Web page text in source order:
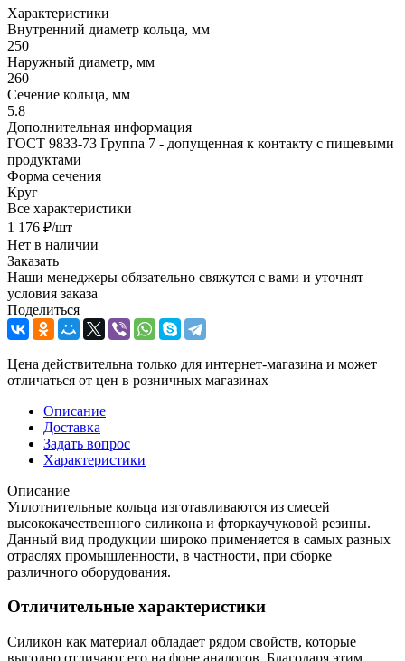
Характеристики
Внутренний диаметр кольца, мм
250
Наружный диаметр, мм
260
Сечение кольца, мм
5.8
Дополнительная информация
ГОСТ 9833-73 Группа 7 - допущенная к контакту с пищевыми
продуктами
Форма сечения
Круг
Все характеристики
1 176 ₽/шт
Нет в наличии
Заказать
Наши менеджеры обязательно свяжутся с вами и уточнят
условия заказа
Поделиться
Цена действительна только для интернет-магазина и может
отличаться от цен в розничных магазинах
Описание
Доставка
Задать вопрос
Характеристики
Описание
Уплотнительные кольца изготавливаются из смесей
высококачественного силикона и фторкаучуковой резины.
Данный вид продукции широко применяется в самых разных
отраслях промышленности, в частности, при сборке
различного оборудования.
Отличительные характеристики
Силикон как материал обладает рядом свойств, которые
выгодно отличают его на фоне аналогов. Благодаря этим